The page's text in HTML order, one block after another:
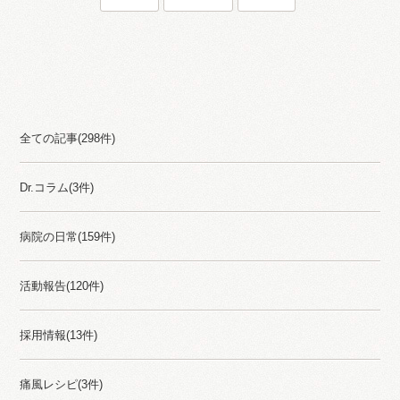
全ての記事(298件)
Dr.コラム(3件)
病院の日常(159件)
活動報告(120件)
採用情報(13件)
痛風レシピ(3件)